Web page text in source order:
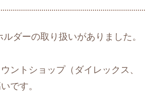
ダーの取り扱いがありました。
ントショップ（ダイレックス、
です。